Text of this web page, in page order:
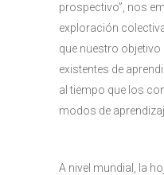
prospectivo”, nos
exploración
que nuestro
existentes de
al tiempo que los
modos de
A nivel mundial, la